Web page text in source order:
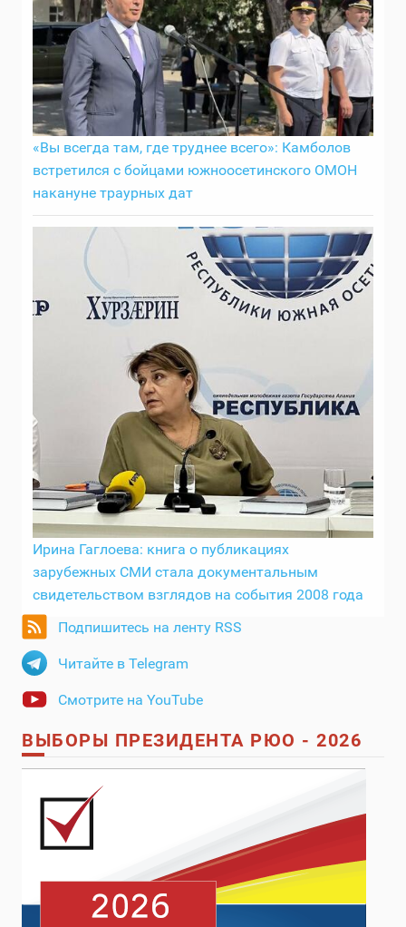
«Вы всегда там, где труднее всего»: Камболов
встретился с бойцами южноосетинского ОМОН
накануне траурных дат
Ирина Гаглоева: книга о публикациях
зарубежных СМИ стала документальным
свидетельством взглядов на события 2008 года
Подпишитесь на ленту RSS
Читайте в Telegram
Смотрите на YouTube
ВЫБОРЫ ПРЕЗИДЕНТА РЮО - 2026